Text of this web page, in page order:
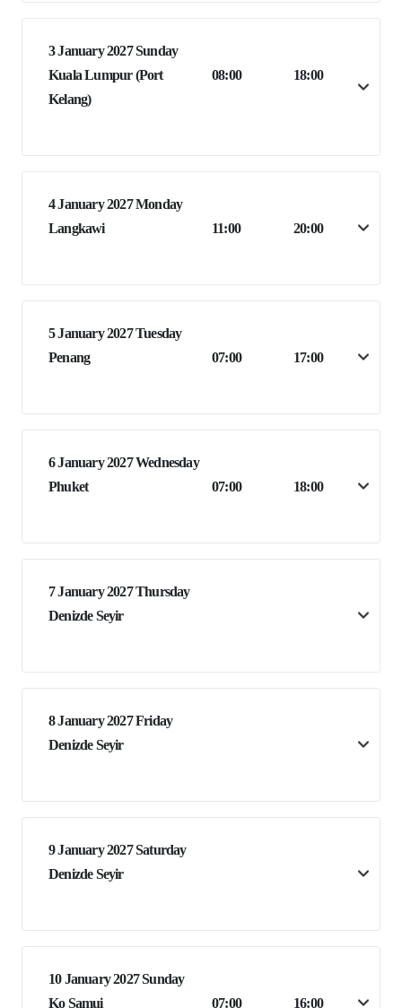
3 January 2027 Sunday
Kuala Lumpur (Port
Kelang)
08:00 18:00
4 January 2027 Monday
Langkawi
11:00 20:00
5 January 2027 Tuesday
Penang
07:00 17:00
6 January 2027 Wednesday
Phuket
07:00 18:00
7 January 2027 Thursday
Denizde Seyir
8 January 2027 Friday
Denizde Seyir
9 January 2027 Saturday
Denizde Seyir
10 January 2027 Sunday
Ko Samui
07:00 16:00